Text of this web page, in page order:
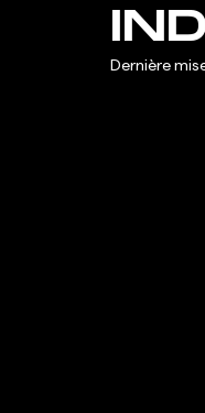
Dernière